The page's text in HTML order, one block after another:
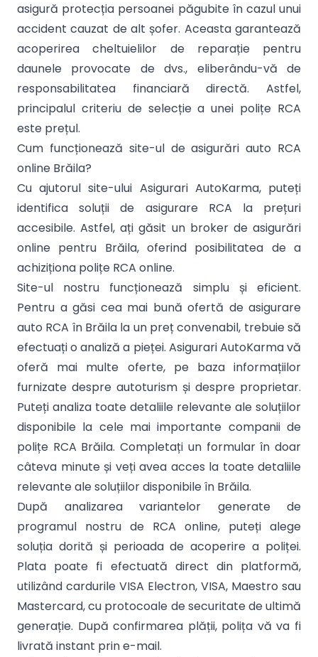
asigură protecția persoanei păgubite în cazul unui
accident cauzat de alt șofer. Aceasta garantează
acoperirea cheltuielilor de reparație pentru
daunele provocate de dvs., eliberându-vă de
responsabilitatea financiară directă. Astfel,
principalul criteriu de selecție a unei polițe RCA
este prețul.
Cum funcționează site-ul de asigurări auto RCA
online Brăila?
Cu ajutorul site-ului Asigurari AutoKarma, puteți
identifica soluții de asigurare RCA la prețuri
accesibile. Astfel, ați găsit un broker de asigurări
online pentru Brăila, oferind posibilitatea de a
achiziționa polițe RCA online.
Site-ul nostru funcționează simplu și eficient.
Pentru a găsi cea mai bună ofertă de asigurare
auto RCA în Brăila la un preț convenabil, trebuie să
efectuați o analiză a pieței. Asigurari AutoKarma vă
oferă mai multe oferte, pe baza informațiilor
furnizate despre autoturism și despre proprietar.
Puteți analiza toate detaliile relevante ale soluțiilor
disponibile la cele mai importante companii de
polițe RCA Brăila. Completați un formular în doar
câteva minute și veți avea acces la toate detaliile
relevante ale soluțiilor disponibile în Brăila.
După analizarea variantelor generate de
programul nostru de RCA online, puteți alege
soluția dorită și perioada de acoperire a poliței.
Plata poate fi efectuată direct din platformă,
utilizând cardurile VISA Electron, VISA, Maestro sau
Mastercard, cu protocoale de securitate de ultimă
generație. După confirmarea plății, polița vă va fi
livrată instant prin e-mail.